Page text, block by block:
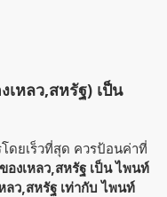
เหลว,สหรัฐ) เป็น
ดยเร็วที่สุด ควรป้อนค่าที่
องเหลว,สหรัฐ เป็น ไพนท์
ลว,สหรัฐ เท่ากับ ไพนท์